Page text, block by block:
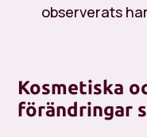
observerats
Kosmetiska
förändringar